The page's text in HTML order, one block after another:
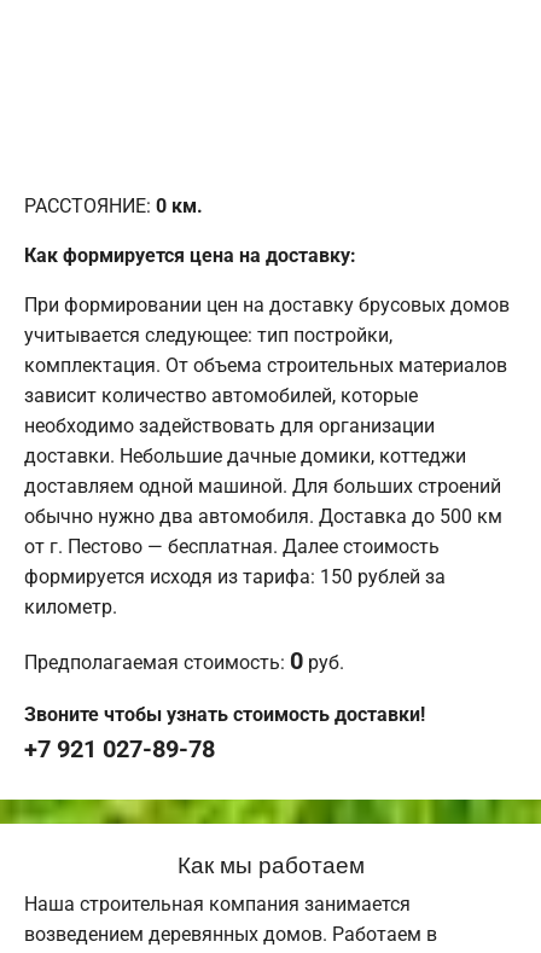
РАССТОЯНИЕ: 0 км.
Как формируется цена на доставку:
При формировании цен на доставку брусовых домов
учитывается следующее: тип постройки,
комплектация. От объема строительных материалов
зависит количество автомобилей, которые
необходимо задействовать для организации
доставки. Небольшие дачные домики, коттеджи
доставляем одной машиной. Для больших строений
обычно нужно два автомобиля. Доставка до 500 км
от г. Пестово — бесплатная. Далее стоимость
формируется исходя из тарифа: 150 рублей за
километр.
Предполагаемая стоимость: 0 руб.
Звоните чтобы узнать стоимость доставки!
+7 921 027-89-78
Как мы работаем
Наша строительная компания занимается
возведением деревянных домов. Работаем в